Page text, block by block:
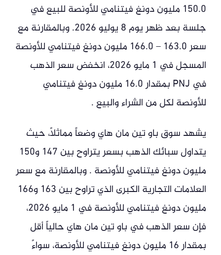
150.0 مليون دونغ فيتنامي للأونصة للبيع في
جلسة بعد ظهر يوم 8 يوليو 2026. وبالمقارنة مع
سعر 163.0 – 166.0 مليون دونغ فيتنامي للأونصة
المسجل في 1 مايو 2026، انخفض سعر الذهب
في PNJ بمقدار 16.0 مليون دونغ فيتنامي
للأونصة لكل من الشراء والبيع .
يشهد سوق باو تين مان هاي وضعاً مماثلاً، حيث
يتداول سبائك الذهب بسعر يتراوح بين 147 و150
مليون دونغ فيتنامي للأونصة . وبالمقارنة مع سعر
العلامات التجارية الكبرى الذي تراوح بين 163 و166
مليون دونغ فيتنامي للأونصة في 1 مايو 2026،
فإن سعر الذهب في باو تين مان هاي حالياً أقل
بمقدار 16 مليون دونغ فيتنامي للأونصة، سواءً